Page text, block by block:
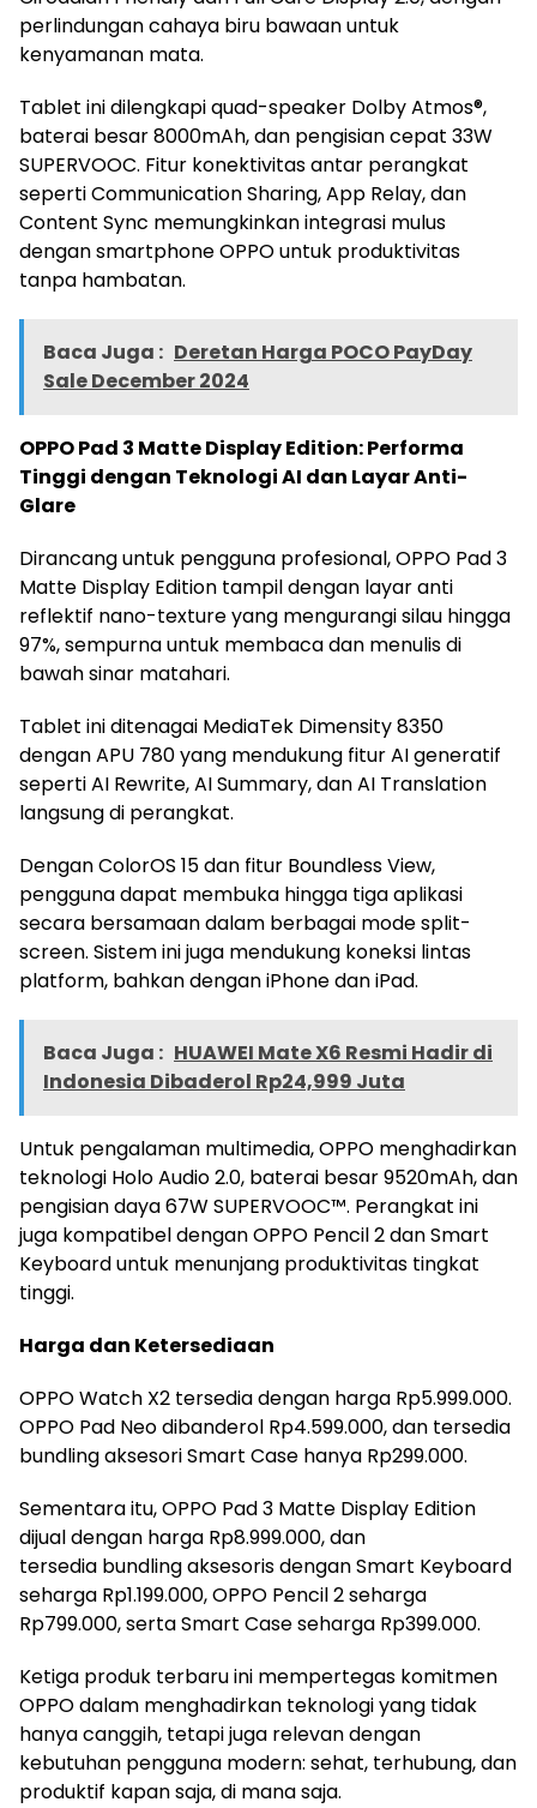
perlindungan cahaya biru bawaan untuk
kenyamanan mata.
Tablet ini dilengkapi quad-speaker Dolby Atmos®,
baterai besar 8000mAh, dan pengisian cepat 33W
SUPERVOOC. Fitur konektivitas antar perangkat
seperti Communication Sharing, App Relay, dan
Content Sync memungkinkan integrasi mulus
dengan smartphone OPPO untuk produktivitas
tanpa hambatan.
Baca Juga : Deretan Harga POCO PayDay
Sale December 2024
OPPO Pad 3 Matte Display Edition: Performa
Tinggi dengan Teknologi AI dan Layar Anti-
Glare
Dirancang untuk pengguna profesional, OPPO Pad 3
Matte Display Edition tampil dengan layar anti
reflektif nano-texture yang mengurangi silau hingga
97%, sempurna untuk membaca dan menulis di
bawah sinar matahari.
Tablet ini ditenagai MediaTek Dimensity 8350
dengan APU 780 yang mendukung fitur AI generatif
seperti AI Rewrite, AI Summary, dan AI Translation
langsung di perangkat.
Dengan ColorOS 15 dan fitur Boundless View,
pengguna dapat membuka hingga tiga aplikasi
secara bersamaan dalam berbagai mode split-
screen. Sistem ini juga mendukung koneksi lintas
platform, bahkan dengan iPhone dan iPad.
Baca Juga : HUAWEI Mate X6 Resmi Hadir di
Indonesia Dibaderol Rp24,999 Juta
Untuk pengalaman multimedia, OPPO menghadirkan
teknologi Holo Audio 2.0, baterai besar 9520mAh, dan
pengisian daya 67W SUPERVOOC™. Perangkat ini
juga kompatibel dengan OPPO Pencil 2 dan Smart
Keyboard untuk menunjang produktivitas tingkat
tinggi.
Harga dan Ketersediaan
OPPO Watch X2 tersedia dengan harga Rp5.999.000.
OPPO Pad Neo dibanderol Rp4.599.000, dan tersedia
bundling aksesori Smart Case hanya Rp299.000.
Sementara itu, OPPO Pad 3 Matte Display Edition
dijual dengan harga Rp8.999.000, dan
tersedia bundling aksesoris dengan Smart Keyboard
seharga Rp1.199.000, OPPO Pencil 2 seharga
Rp799.000, serta Smart Case seharga Rp399.000.
Ketiga produk terbaru ini mempertegas komitmen
OPPO dalam menghadirkan teknologi yang tidak
hanya canggih, tetapi juga relevan dengan
kebutuhan pengguna modern: sehat, terhubung, dan
produktif kapan saja, di mana saja.